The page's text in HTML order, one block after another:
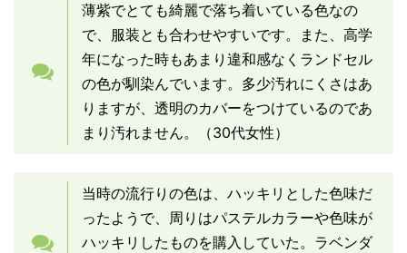
薄紫でとても綺麗で落ち着いている色なの
で、服装とも合わせやすいです。また、高学
年になった時もあまり違和感なくランドセル
の色が馴染んでいます。多少汚れにくさはあ
りますが、透明のカバーをつけているのであ
まり汚れません。（30代女性）
当時の流行りの色は、ハッキリとした色味だ
ったようで、周りはパステルカラーや色味が
ハッキリしたものを購入していた。ラベンダ